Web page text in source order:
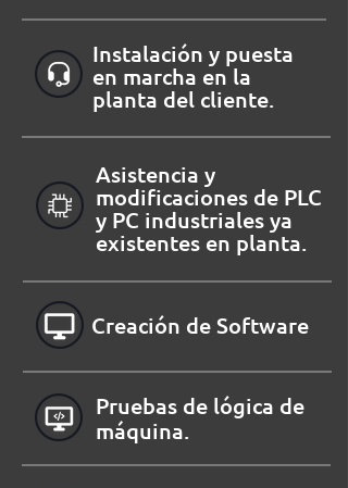
Instalación y puesta
en marcha en la
planta del cliente.
Asistencia y
modificaciones de PLC
y PC industriales ya
existentes en planta.
Creación de Software
Pruebas de lógica de
máquina.